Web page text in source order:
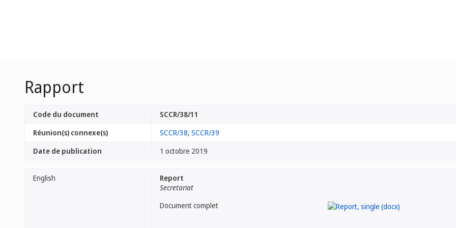
Rapport
Code du document
SCCR/38/11
Réunion(s) connexe(s)
SCCR/38, SCCR/39
Date de publication
1 octobre 2019
English
Report
Secretariat
Document complet